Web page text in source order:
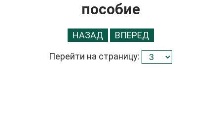
пособие
НАЗАД ВПЕРЕД
Перейти на страницу: